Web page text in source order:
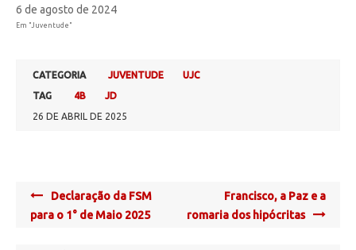
6 de agosto de 2024
Em "Juventude"
CATEGORIA JUVENTUDE
UJC
TAG
4B
JD
26 DE ABRIL DE 2025
Post
navigation
Declaração da FSM
para o 1° de Maio 2025
Francisco, a Paz e a
romaria dos hipócritas